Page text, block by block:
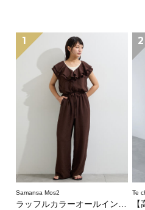
1
Samansa Mos2
ラッフルカラーオールインワン
2
Te
【